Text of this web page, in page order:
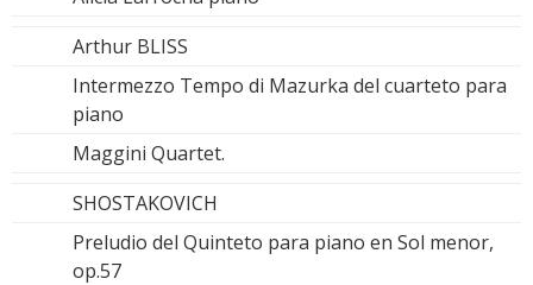
Arthur BLISS
Intermezzo Tempo di Mazurka del cuarteto para
piano
Maggini Quartet.
SHOSTAKOVICH
Preludio del Quinteto para piano en Sol menor,
op.57